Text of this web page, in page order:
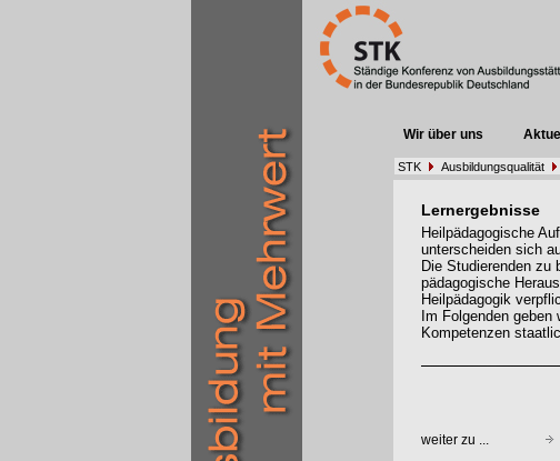
Wir über uns
STK Ausbildungsqualität
Lernergebnisse
Heilpädagogische
unterscheiden sich
Die Studierenden zu
pädagogische
Heilpädagogik
Im Folgenden
Kompetenzen
weiter zu ...